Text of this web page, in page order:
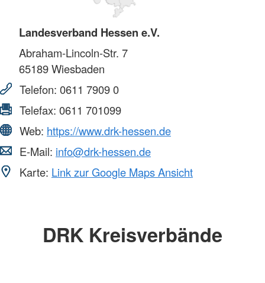
Landesverband Hessen e.V.
Abraham-Lincoln-Str. 7
65189Wiesbaden
Telefon: 0611 7909 0
Telefax: 0611 701099
Web: https://www.drk-hessen.de
E-Mail: info@drk-hessen.de
Karte: Link zur Google Maps Ansicht
DRK Kreisverbände